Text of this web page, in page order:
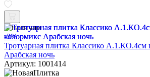
В наличии
-3%
Тротуарная плитка Классико А.1.КО.4см
Арабская ночь
Артикул: 1001414